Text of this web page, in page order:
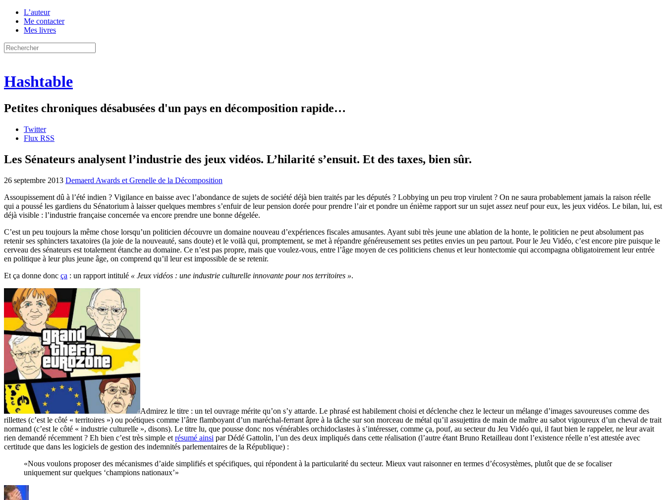
L’auteur
Me contacter
Mes livres
Hashtable
Petites chroniques désabusées d'un pays en décomposition rapide…
Twitter
Flux RSS
Les Sénateurs analysent l’industrie des jeux vidéos. L’hilarité s’ensuit. Et des taxes, bien sûr.
26 septembre 2013 Demaerd Awards et Grenelle de la Décomposition
Assoupissement dû à l’été indien ? Vigilance en baisse avec l’abondance de sujets de société déjà bien traités par les députés ? Lobbying un peu trop virulent ? On ne saura probablement jamais la raison réelle
qui a poussé les gardiens du Sénatorium à laisser quelques membres s’enfuir de leur pension dorée pour prendre l’air et pondre un énième rapport sur un sujet assez neuf pour eux, les jeux vidéos. Le bilan, lui, est
déjà visible : l’industrie française concernée va encore prendre une bonne dégelée.
C’est un peu toujours la même chose lorsqu’un politicien découvre un domaine nouveau d’expériences fiscales amusantes. Ayant subi très jeune une ablation de la honte, le politicien ne peut absolument pas
retenir ses sphincters taxatoires (la joie de la nouveauté, sans doute) et le voilà qui, promptement, se met à répandre généreusement ses petites envies un peu partout. Pour le Jeu Vidéo, c’est encore pire puisque le
cerveau des sénateurs est totalement étanche au domaine. Ce n’est pas propre, mais que voulez-vous, entre l’âge moyen de ces politiciens chenus et leur hontectomie qui accompagna obligatoirement leur entrée
en politique à leur plus jeune âge, on comprend qu’il leur est impossible de se retenir.
Et ça donne donc ça : un rapport intitulé « Jeux vidéos : une industrie culturelle innovante pour nos territoires ».
Admirez le titre : un tel ouvrage mérite qu’on s’y attarde. Le phrasé est habilement choisi et déclenche chez le lecteur un mélange d’images savoureuses comme des
rillettes (c’est le côté « territoires ») ou poétiques comme l’âtre flamboyant d’un maréchal-ferrant âpre à la tâche sur son morceau de métal qu’il assujettira de main de maître au sabot vigoureux d’un cheval de trait
normand (c’est le côté « industrie culturelle », disons). Le titre lu, que pousse donc nos vénérables orchidoclastes à s’intéresser, comme ça, pouf, au secteur du Jeu Vidéo qui, il faut bien le rappeler, ne leur avait
rien demandé récemment ? Eh bien c’est très simple et résumé ainsi par Dédé Gattolin, l’un des deux impliqués dans cette réalisation (l’autre étant Bruno Retailleau dont l’existence réelle n’est attestée avec
certitude que dans les logiciels de gestion des indemnités parlementaires de la République) :
«Nous voulons proposer des mécanismes d’aide simplifiés et spécifiques, qui répondent à la particularité du secteur. Mieux vaut raisonner en termes d’écosystèmes, plutôt que de se focaliser
uniquement sur quelques ‘champions nationaux’»